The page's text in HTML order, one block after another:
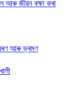
আৰু জীৱন ৰক্ষা কৰা
আৰু ভ্ৰমণ